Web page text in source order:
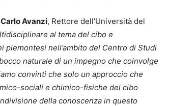
Avanzi, Rettore dell’Università del
al tema del cibo e
piemontesi nell’ambito del Centro di Studi
naturale di un impegno che coinvolge
convinti che solo un approccio che
sociali e chimico-fisiche del cibo
della conoscenza in questo